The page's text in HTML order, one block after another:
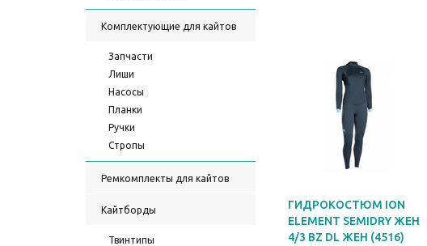
Комплектующие для кайтов
Запчасти
Лиши
Насосы
Планки
Ручки
Стропы
Ремкомплекты для кайтов
Кайтборды
Твинтипы
ГИДРОКОСТЮМ ION
ELEMENT SEMIDRY ЖЕН
4/3 BZ DL ЖЕН (4516)